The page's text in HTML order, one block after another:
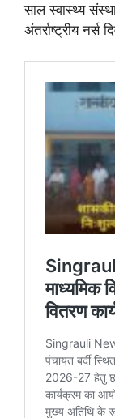
साल स्वास्थ्य
अंतर्राष्ट्रीय नर्स